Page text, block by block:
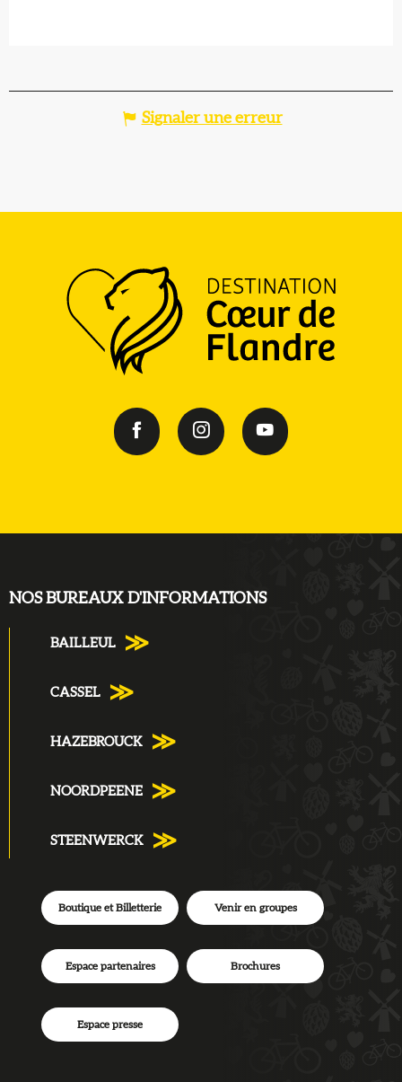
Signaler une erreur
NOS BUREAUX D'INFORMATIONS
BAILLEUL
CASSEL
HAZEBROUCK
NOORDPEENE
STEENWERCK
Boutique et Billetterie Venir en groupes
Espace partenaires Brochures
Espace presse